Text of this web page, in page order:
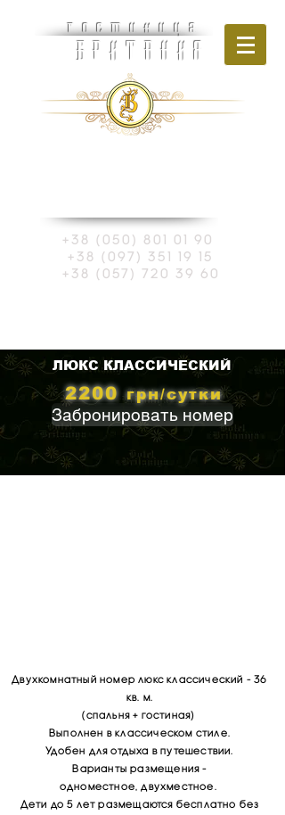
гостиница
БРИТАНИЯ
+38 (050) 801 01 90
+38 (097) 351 19 15
+38 (057) 720 39 60
ЛЮКС КЛАССИЧЕСКИЙ
2200 грн/сутки
Забронировать номер
Двухкомнатный номер люкс классический - 36
кв. м.
(спальня + гостиная)
Выполнен в классическом стиле.
Удобен для отдыха в путешествии.
Варианты размещения -
одноместное, двухместное.
Дети до 5 лет размещаются бесплатно без